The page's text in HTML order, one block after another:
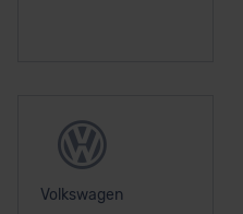
Volkswagen